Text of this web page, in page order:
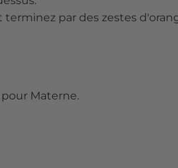
terminez par des zestes
Materne.